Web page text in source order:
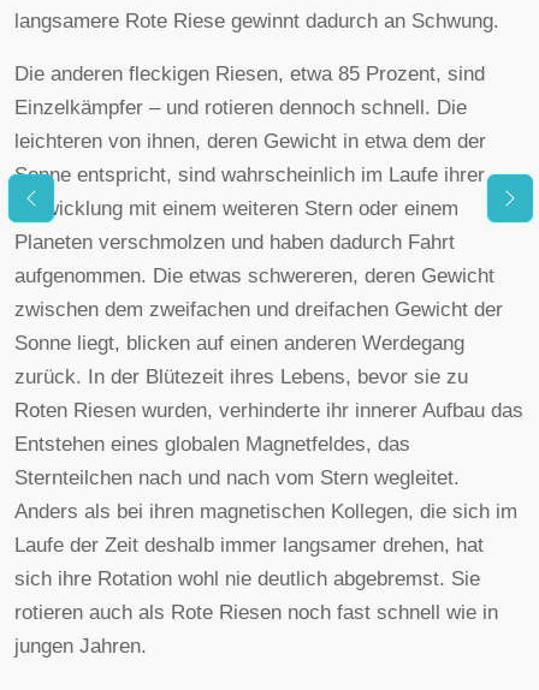
langsamere Rote Riese gewinnt dadurch an Schwung.
Die anderen fleckigen Riesen, etwa 85 Prozent, sind
Einzelkämpfer – und rotieren dennoch schnell. Die
leichteren von ihnen, deren Gewicht in etwa dem der
Sonne entspricht, sind wahrscheinlich im Laufe ihrer
Entwicklung mit einem weiteren Stern oder einem
Planeten verschmolzen und haben dadurch Fahrt
aufgenommen. Die etwas schwereren, deren Gewicht
zwischen dem zweifachen und dreifachen Gewicht der
Sonne liegt, blicken auf einen anderen Werdegang
zurück. In der Blütezeit ihres Lebens, bevor sie zu
Roten Riesen wurden, verhinderte ihr innerer Aufbau das
Entstehen eines globalen Magnetfeldes, das
Sternteilchen nach und nach vom Stern wegleitet.
Anders als bei ihren magnetischen Kollegen, die sich im
Laufe der Zeit deshalb immer langsamer drehen, hat
sich ihre Rotation wohl nie deutlich abgebremst. Sie
rotieren auch als Rote Riesen noch fast schnell wie in
jungen Jahren.